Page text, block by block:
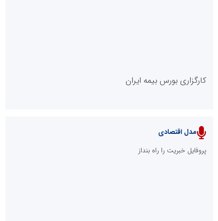
پایگاه خبری نهضت ملی مسکن
کارگزاری بورس بیمه ایران
مدل اقتصادی
پروفایل خبریت را راه بنداز